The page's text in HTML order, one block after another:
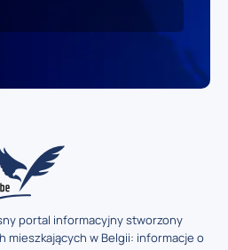
portal informacyjny stworzony
mieszkających w Belgii: informacje o